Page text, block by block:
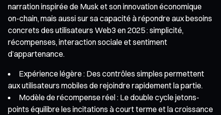
narration inspirée de Musk et son innovation économique
on-chain, mais aussi sur sa capacité à répondre aux besoins
concrets des utilisateurs Web3 en 2025 : simplicité,
récompenses, interaction sociale et sentiment
d’appartenance.
Expérience légère : Des contrôles simples permettent
aux utilisateurs mobiles de rejoindre rapidement la partie.
Modèle de récompense réel : Le double cycle jetons-
points équilibre les incitations à court terme et la croissance